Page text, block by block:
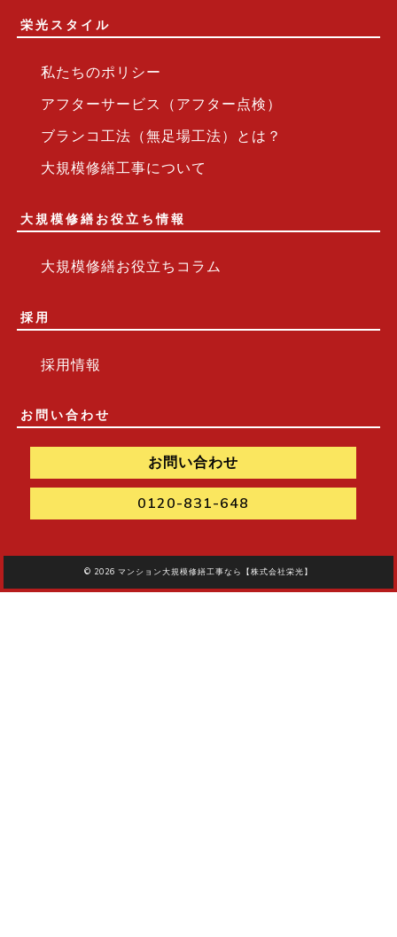
栄光スタイル
私たちのポリシー
アフターサービス（アフター点検）
ブランコ工法（無足場工法）とは？
大規模修繕工事について
大規模修繕お役立ち情報
大規模修繕お役立ちコラム
採用
採用情報
お問い合わせ
お問い合わせ
0120-831-648
© 2026 マンション大規模修繕工事なら【株式会社栄光】